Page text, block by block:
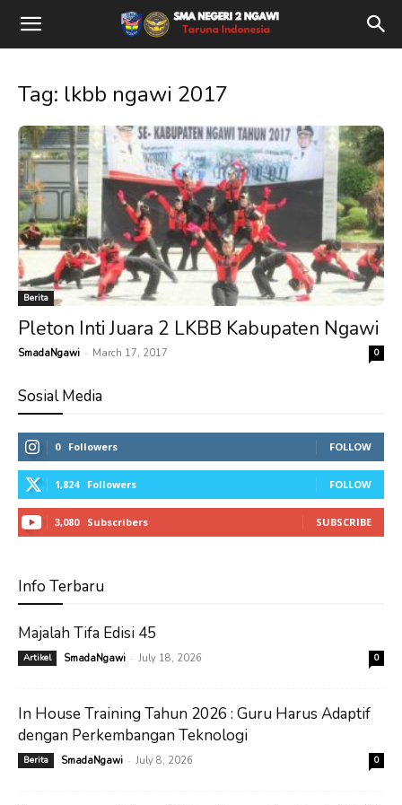
Tag: lkbb ngawi 2017
Berita
Pleton Inti Juara 2 LKBB Kabupaten Ngawi
SmadaNgawi - March 17, 2017 0
Sosial Media
0 Followers FOLLOW
1,824 Followers FOLLOW
3,080 Subscribers SUBSCRIBE
Info Terbaru
Majalah Tifa Edisi 45
Artikel SmadaNgawi - July 18, 2026 0
In House Training Tahun 2026 : Guru Harus Adaptif
dengan Perkembangan Teknologi
Berita SmadaNgawi - July 8, 2026 0